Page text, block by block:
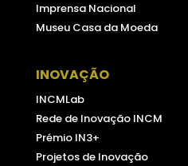
Imprensa Nacional
Museu Casa da Moeda
INOVAÇÃO
INCMLab
Rede de Inovação INCM
Prémio IN3+
Projetos de Inovação